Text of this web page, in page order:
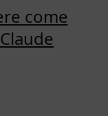
come